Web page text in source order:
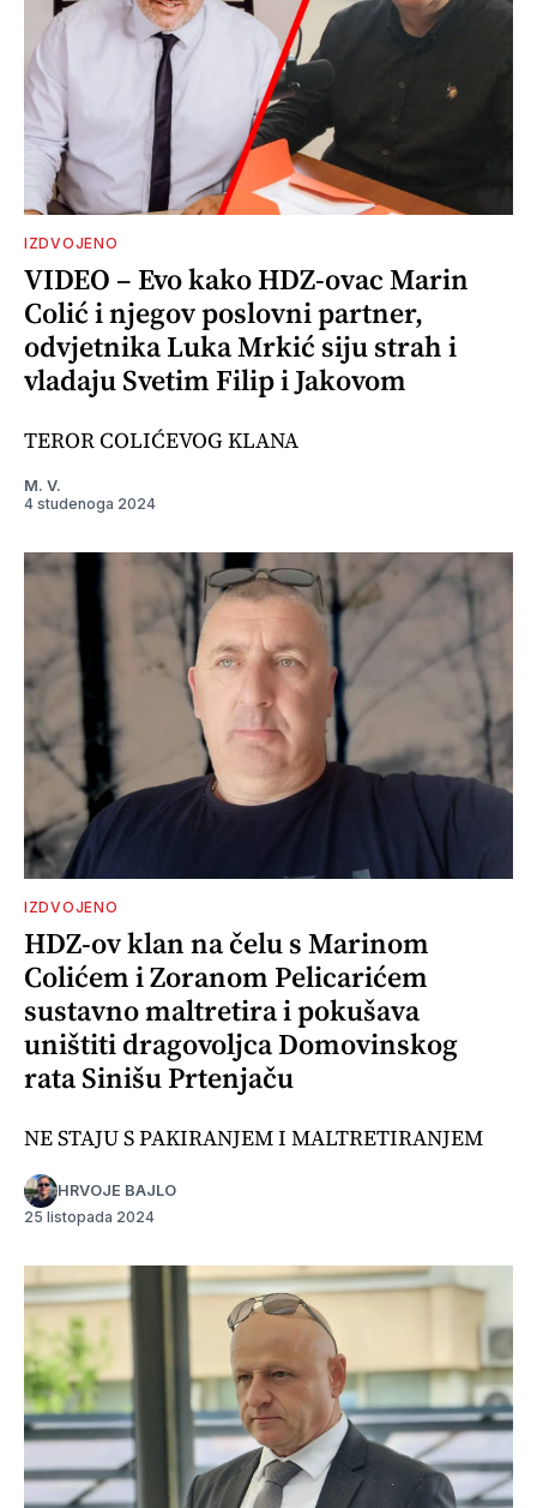
IZDVOJENO
VIDEO – Evo kako HDZ-ovac Marin
Colić i njegov poslovni partner,
odvjetnika Luka Mrkić siju strah i
vladaju Svetim Filip i Jakovom
TEROR COLIĆEVOG KLANA
M. V.
4 studenoga 2024
IZDVOJENO
HDZ-ov klan na čelu s Marinom
Colićem i Zoranom Pelicarićem
sustavno maltretira i pokušava
uništiti dragovoljca Domovinskog
rata Sinišu Prtenjaču
NE STAJU S PAKIRANJEM I MALTRETIRANJEM
HRVOJE BAJLO
25 listopada 2024